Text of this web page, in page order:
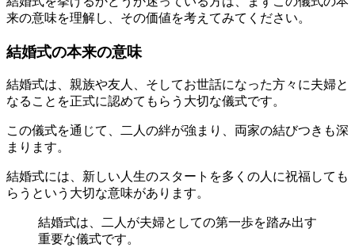
来の意味を理解し、その価値を考えてみてください。
結婚式の本来の意味
結婚式は、親族や友人、そしてお世話になった方々に夫婦と
なることを正式に認めてもらう大切な儀式です。
この儀式を通じて、二人の絆が強まり、両家の結びつきも深
まります。
結婚式には、新しい人生のスタートを多くの人に祝福しても
らうという大切な意味があります。
結婚式は、二人が夫婦としての第一歩を踏み出す
重要な儀式です。